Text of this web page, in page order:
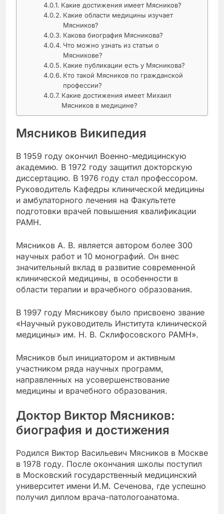
Какие достижения имеет Мясников?
Какие области медицины изучает
Мясников?
Какова биография Мясникова?
Что можно узнать из статьи о
Мясникове?
Какие публикации есть у Мясникова?
Кто такой Мясников по гражданской
профессии?
Какие достижения имеет Михаил
Мясников в медицине?
Мясников Википедия
В 1959 году окончил Военно-медицинскую
академию. В 1972 году защитил докторскую
диссертацию. В 1976 году стал профессором.
Руководитель Кафедры клинической медицины
и амбулаторного лечения на Факультете
подготовки врачей повышения квалификации
РАМН.
Мясников А. В. является автором более 300
научных работ и 10 монографий. Он внес
значительный вклад в развитие современной
клинической медицины, в особенности в
области терапии и врачебного образования.
В 1997 году Мясникову было присвоено звание
«Научный руководитель Института клинической
медицины» им. Н. В. Склифосовского РАМН».
Мясников был инициатором и активным
участником ряда научных программ,
направленных на усовершенствование
медицины и врачебного образования.
Доктор Виктор Мясников:
биография и достижения
Родился Виктор Васильевич Мясников в Москве
в 1978 году. После окончания школы поступил
в Московский государственный медицинский
университет имени И.М. Сеченова, где успешно
получил диплом врача-патологоанатома.